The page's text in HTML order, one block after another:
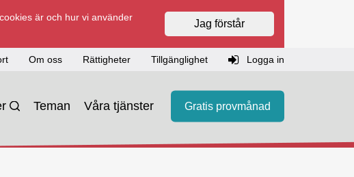
är och hur vi använder
Jag förstår
Om oss Rättigheter Tillgänglighet Logga in
Teman Våra tjänster Gratis provmånad